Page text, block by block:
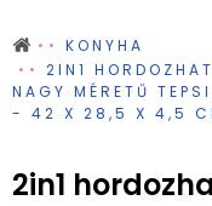
KONYHA
2IN1
NAGY MÉRETŰ
- 42 X 28,5 X 4,5
2in1